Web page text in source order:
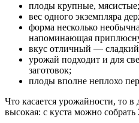
плоды крупные, мясистые;
вес одного экземпляра
форма несколько
напоминающая
вкус отличный —
урожай подходит и для
заготовок;
плоды вполне неплохо
Что касается урожайности, то
высокая: с куста можно собрать